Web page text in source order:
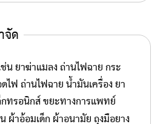
จัด
ช่น ยาฆ่าแมลง ถ่านไฟฉาย กระ
ไฟฉาย น้ำมันเครื่อง ยา
กทรอนิกส์ ขยะทางการแพทย์
น ผ้าอ้อมเด็ก ผ้าอนามัย ถุงมือยาง